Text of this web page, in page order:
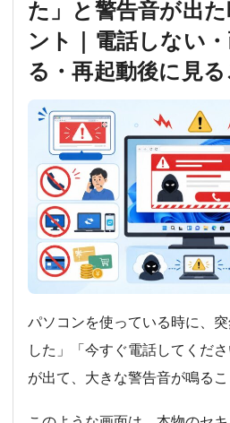
た」と警告音が出
ント｜電話しない
る・再起動後に見る
パソコンを使っている時に、
した」「今すぐ電話してくだ
が出て、大きな警告音が鳴るこ